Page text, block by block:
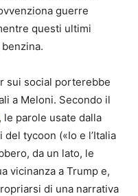
guerre
questi ultimi
sui social porterebbe
a Meloni. Secondo il
, le parole usate dalla
tycoon («Io e l’Italia
da un lato, le
vicinanza a Trump e,
di una narrativa